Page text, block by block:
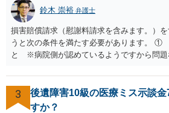
鈴木 崇裕 弁護士
損害賠償請求（慰謝料請求を含みます。）
うと次の条件を満たす必要があります。 ①
と ※病院側が認めているようですから問
術のミスの「せいで」マスクが外せなく
ければならなくなった「せいで」休業損
を外せなくなった「せいで」経済的に評価
3
後遺障害10級の医療ミス示談
すか？